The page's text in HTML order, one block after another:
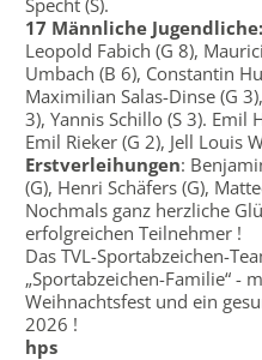
17 Männliche Jugendliche:
Leopold Fabich (G 8),
Umbach (B 6), Constantin
Maximilian Salas-Dinse (G
3), Yannis Schillo (S 3). Emil
Emil Rieker (G 2), Jell Louis
Erstverleihungen:
(G), Henri Schäfers (G),
Nochmals ganz herzliche
erfolgreichen Teilnehmer !
Das TVL-Sportabzeichen-
„Sportabzeichen-Familie“ -
Weihnachtsfest und ein
2026 !
hps